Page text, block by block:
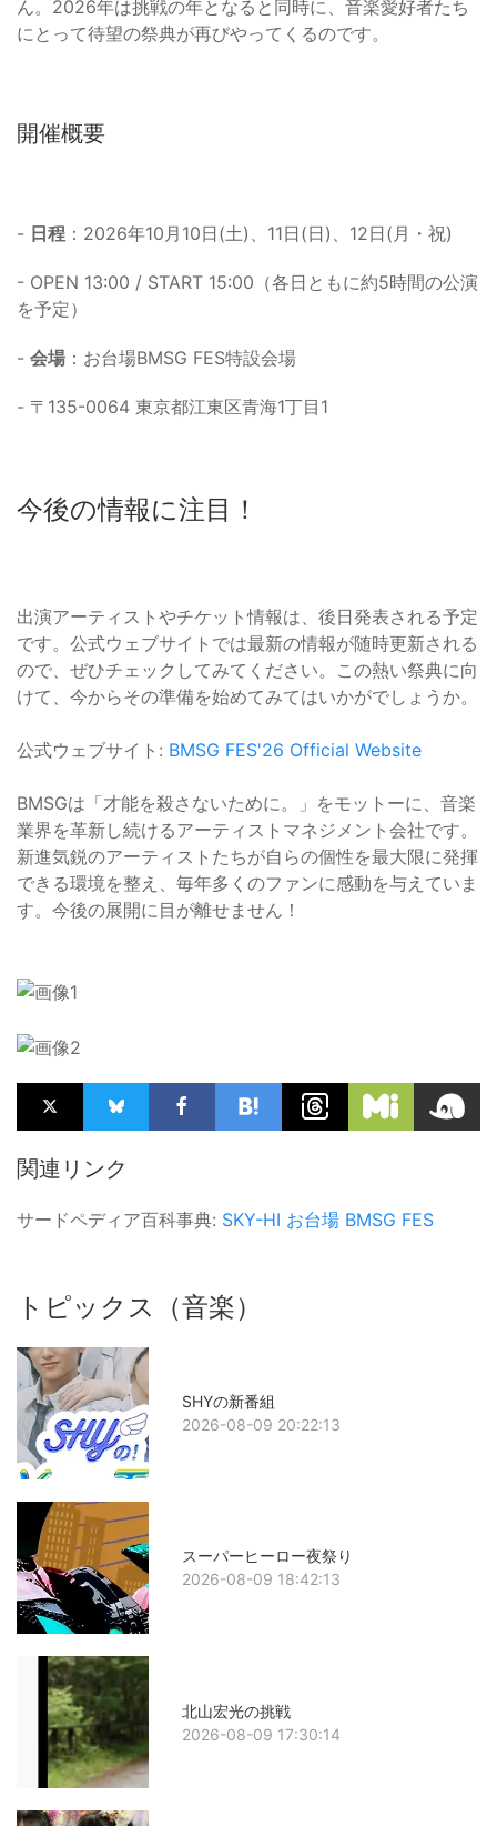
ん。2026年は挑戦の年となると同時に、音楽愛好者たち
にとって待望の祭典が再びやってくるのです。
開催概要
- 日程 ：2026年10月10日(土)、11日(日)、12日(月・祝)
- OPEN 13:00 / START 15:00（各日ともに約5時間の公演
を予定）
- 会場 ：お台場BMSG FES特設会場
- 〒135-0064 東京都江東区青海1丁目1
今後の情報に注目！
出演アーティストやチケット情報は、後日発表される予定
です。公式ウェブサイトでは最新の情報が随時更新される
ので、ぜひチェックしてみてください。この熱い祭典に向
けて、今からその準備を始めてみてはいかがでしょうか。
公式ウェブサイト: BMSG FES'26 Official Website
BMSGは「才能を殺さないために。」をモットーに、音楽
業界を革新し続けるアーティストマネジメント会社です。
新進気鋭のアーティストたちが自らの個性を最大限に発揮
できる環境を整え、毎年多くのファンに感動を与えていま
す。今後の展開に目が離せません！
関連リンク
サードペディア百科事典: SKY-HI お台場 BMSG FES
トピックス（音楽）
SHYの新番組
2026-08-09 20:22:13
スーパーヒーロー夜祭り
2026-08-09 18:42:13
北山宏光の挑戦
2026-08-09 17:30:14